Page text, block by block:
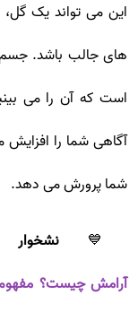
این می تواند یک
های جالب باشد. جسم
است که آن را می
آگاهی شما را
شما پرورش می دهد.
💙
آرامش چیست؟